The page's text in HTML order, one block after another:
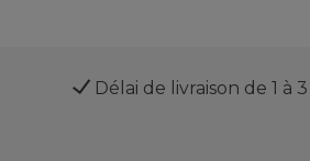
Délai de livraison de 1 à